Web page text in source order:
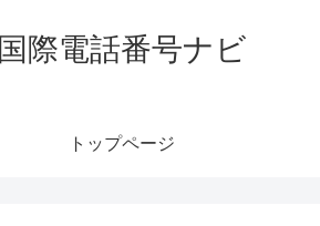
国際電話番号ナビ
トップページ